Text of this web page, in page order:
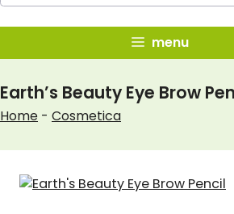
menu
Earth’s Beauty Eye Brow
Home - Cosmetica